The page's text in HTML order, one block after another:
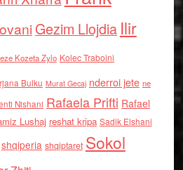
Gezim Llojdia Ilir
Kozeta Zylo Kolec Traboini
Bulku Murat Gecaj nderroi jete ne
Nishani Rafaela Prifti Rafael
Lushaj reshat kripa Sadik Elshani
shqiperia shqiptaret Sokol